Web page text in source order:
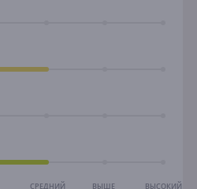
СРЕДНИЙ
ВЫШЕ
ВЫСОКИЙ